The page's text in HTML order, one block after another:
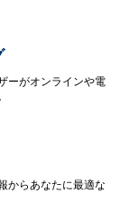
ーがオンラインや電
からあなたに最適な